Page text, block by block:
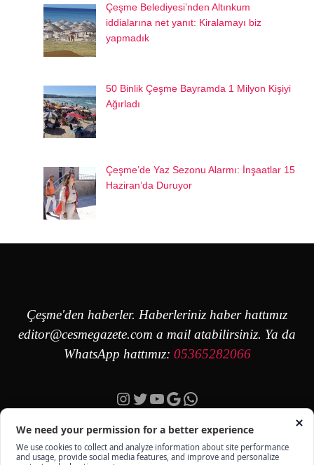
Çeşme Belediyesi’nden Altınkum
iddialarına net yanıt: Kiralamayı biz
yapmadık
50 Binlik Çeşme Bayramda 1 Milyon Kişiyi
Ağırladı
Çeşme’de Yaz Sezonu Alarmı: İnşaatlar 15
Haziran’da Duruyor
Çeşme'den haberler. Haberleriniz haber hattımız
editor@cesmegazete.com a mail atabilirsiniz. Ya da
WhatsApp hattımız: 05365282066
Instagram
Twitter
YouTube
Google
https://wa.me/